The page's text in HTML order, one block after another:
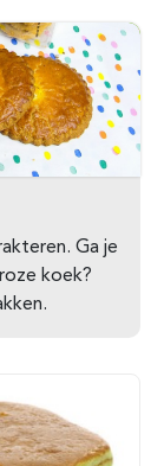
Ga je
koek?